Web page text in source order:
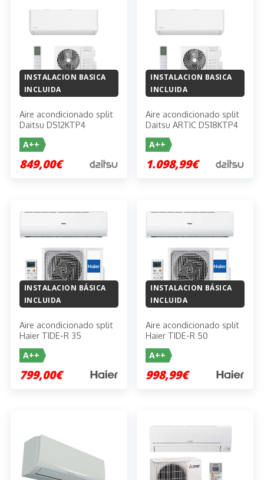
INSTALACION BASICA
INCLUIDA
Aire acondicionado split
Daitsu DS12KTP4
A++
849,00€
INSTALACION BASICA
INCLUIDA
Aire acondicionado split
Daitsu ARTIC DS18KTP4
A++
1.098,99€
INSTALACION BÁSICA
INCLUIDA
Aire acondicionado split
Haier TIDE-R 35
A++
799,00€
INSTALACION BÁSICA
INCLUIDA
Aire acondicionado split
Haier TIDE-R 50
A++
998,99€